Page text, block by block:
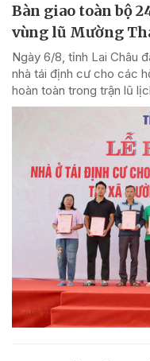
Bàn giao toàn bộ
vùng lũ Mường
Ngày 6/8, tỉnh Lai Châu
nhà tái định cư cho các
hoàn toàn trong trận lũ